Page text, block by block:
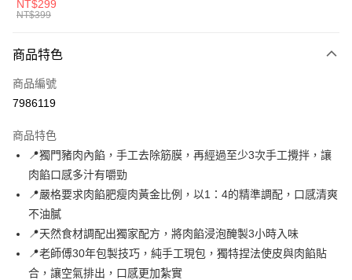
本島冷凍／宅配有運費
每筆NT$200，滿NT$1,188(含以上)免運費
外島冷凍／宅配有運費
每筆NT$400，滿NT$3,000(含以上)免運費
冷凍貨到付款/有運費
每筆NT$230，滿NT$1,188(含以上)免運費
🍃環保水性油墨無毒首
選❌不含重金屬與甲醛
的高品質保冷袋✨設計
強耐磨損💪外出採買、
露營野餐萬用袋👜
NT$299
NT$399
商品特色
商品編號
7986119
商品特色
📍獨門豬肉內餡，手工去除筋膜，再經過至少3次手工攪拌，讓
肉餡口感多汁有嚼勁
📍嚴格要求肉餡肥瘦肉黃金比例，以1：4的精準調配，口感清爽
不油膩
📍天然食材調配出獨家配方，將肉餡浸泡醃製3小時入味
📍老師傅30年包製技巧，純手工現包，獨特捏法使皮與肉餡貼
合，讓空氣排出，口感更加紮實